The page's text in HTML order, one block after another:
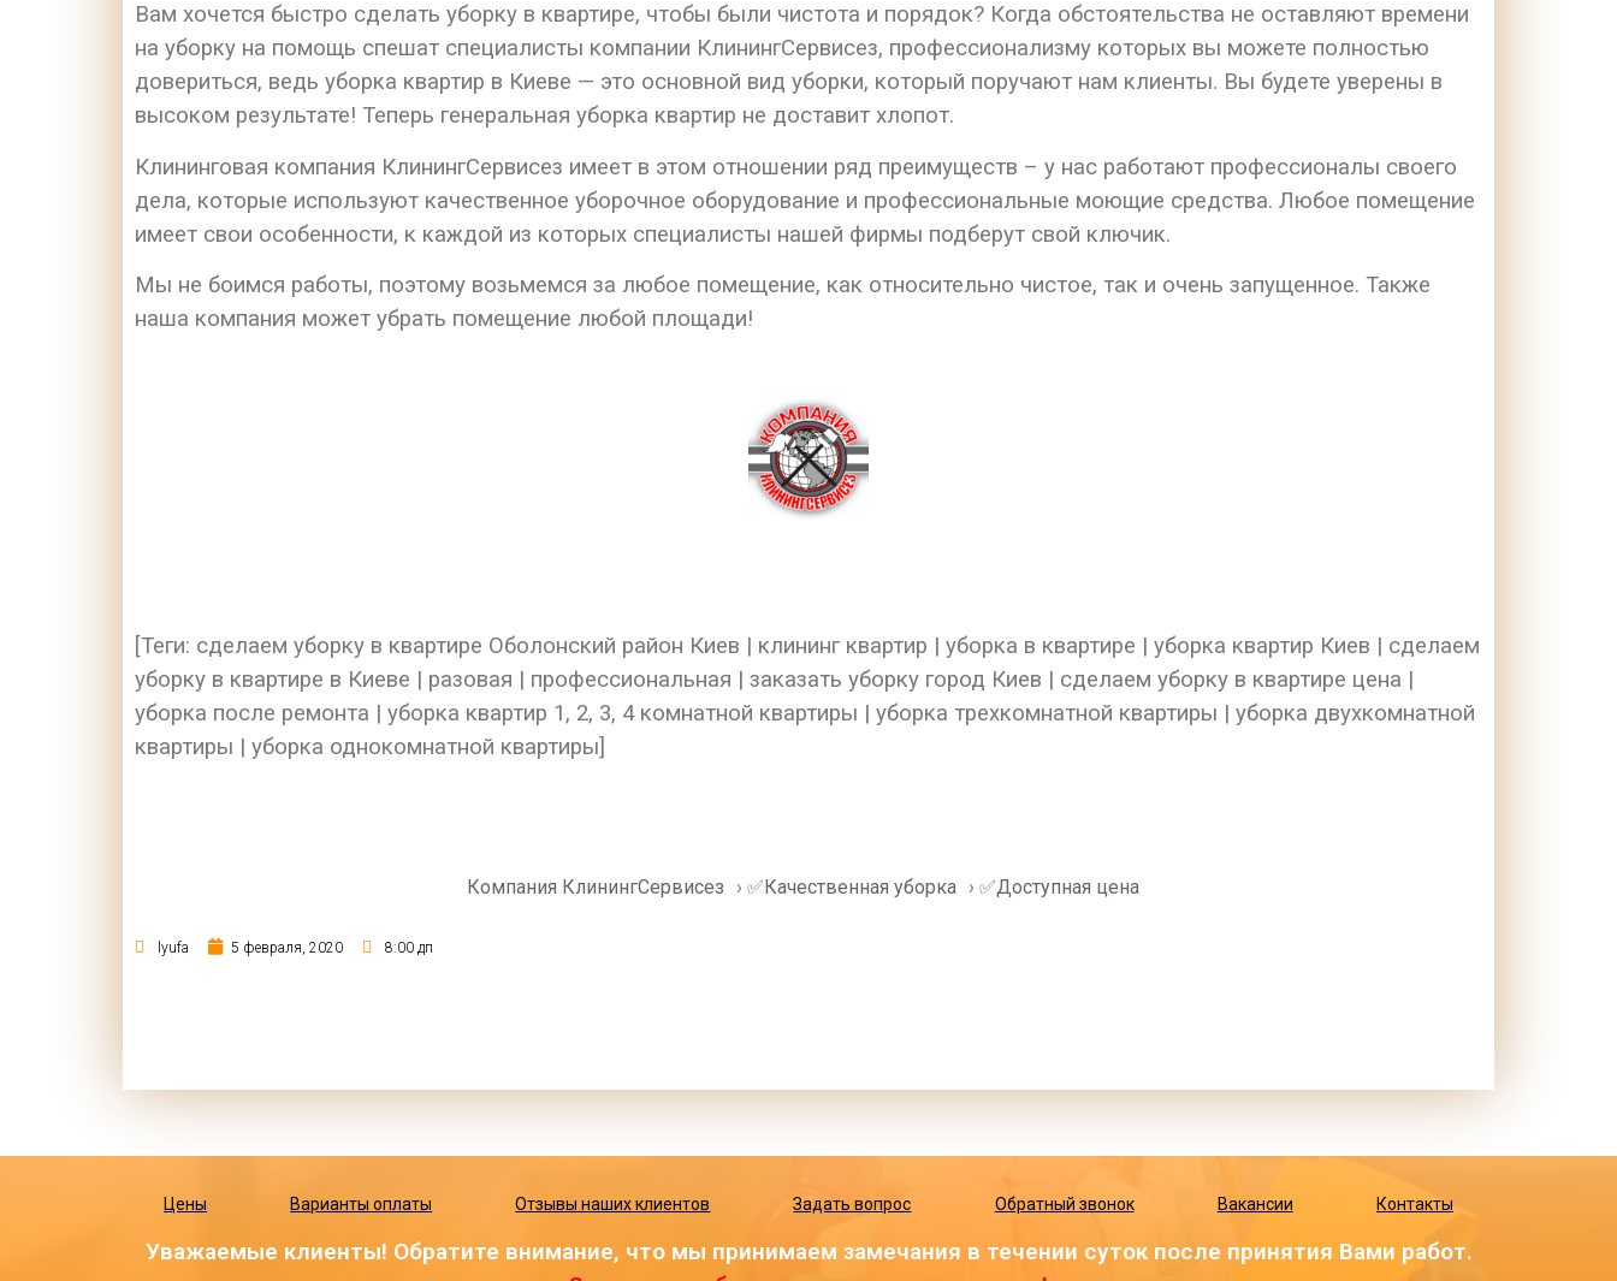
Вам хочется быстро сделать уборку в квартире, чтобы были чистота и порядок? Когда обстоятельства не оставляют времени
на уборку на помощь спешат специалисты компании КлинингСервисез, профессионализму которых вы можете полностью
довериться, ведь уборка квартир в Киеве — это основной вид уборки, который поручают нам клиенты. Вы будете уверены в
высоком результате! Теперь генеральная уборка квартир не доставит хлопот.
Клининговая компания КлинингСервисез имеет в этом отношении ряд преимуществ – у нас работают профессионалы своего
дела, которые используют качественное уборочное оборудование и профессиональные моющие средства. Любое помещение
имеет свои особенности, к каждой из которых специалисты нашей фирмы подберут свой ключик.
Мы не боимся работы, поэтому возьмемся за любое помещение, как относительно чистое, так и очень запущенное. Также
наша компания может убрать помещение любой площади!
[Теги: сделаем уборку в квартире Оболонский район Киев | клининг квартир | уборка в квартире | уборка квартир Киев | сделаем
уборку в квартире в Киеве | разовая | профессиональная | заказать уборку город Киев | сделаем уборку в квартире цена |
уборка после ремонта | уборка квартир 1, 2, 3, 4 комнатной квартиры | уборка трехкомнатной квартиры | уборка двухкомнатной
квартиры | уборка однокомнатной квартиры]
Компания КлинингСервисез › ✅Качественная уборка › ✅Доступная цена
lyufa 5 февраля, 2020 8:00 дп
Цены Варианты оплаты Отзывы наших клиентов Задать вопрос Обратный звонок Вакансии Контакты
Уважаемые клиенты! Обратите внимание, что мы принимаем замечания в течении суток после принятия Вами работ.